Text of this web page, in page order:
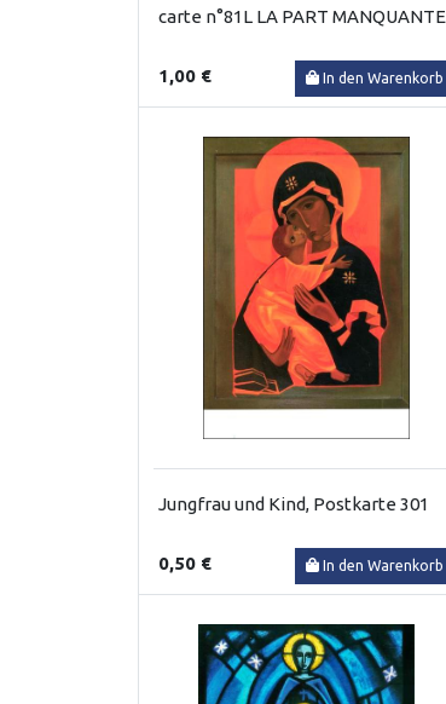
carte n°81L LA PART MANQUANTE
1,00 € In den Warenkorb
Jungfrau und Kind, Postkarte 301
0,50 € In den Warenkorb